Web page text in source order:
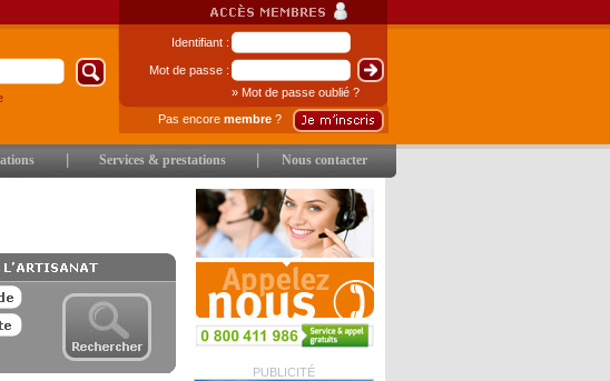
Identifiant :
Mot de passe :
» Mot de passe oublié ?
Pas encore membre ?
Services & prestations Nous contacter
PUBLICITÉ